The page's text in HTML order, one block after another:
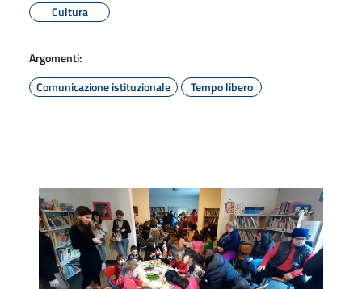
Cultura
Argomenti:
Comunicazione istituzionale
Tempo libero